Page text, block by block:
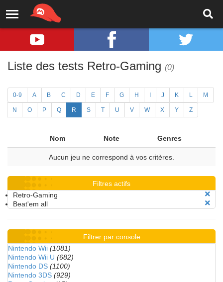
Liste des tests Retro-Gaming (0)
0-9 A B C D E F G H J K L M
N O P Q R S T U V W X Y Z
Nom Note Genres
Aucun jeu ne correspond à vos critères.
Filtres actifs
Retro-Gaming
Beat'em all
Filtrer par console
Nintendo Wii (1081)
Nintendo Wii U (682)
Nintendo DS (1100)
Nintendo 3DS (929)